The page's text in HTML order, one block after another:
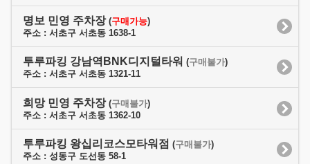
명보 민영 주차장 (구매가능)
주소 : 서초구 서초동 1638-1
투루파킹 강남역BNK디지털타워 (구매불가)
주소 : 서초구 서초동 1321-11
희망 민영 주차장 (구매불가)
주소 : 서초구 서초동 1362-10
투루파킹 왕십리코스모타워점 (구매불가)
주소 : 성동구 도선동 58-1